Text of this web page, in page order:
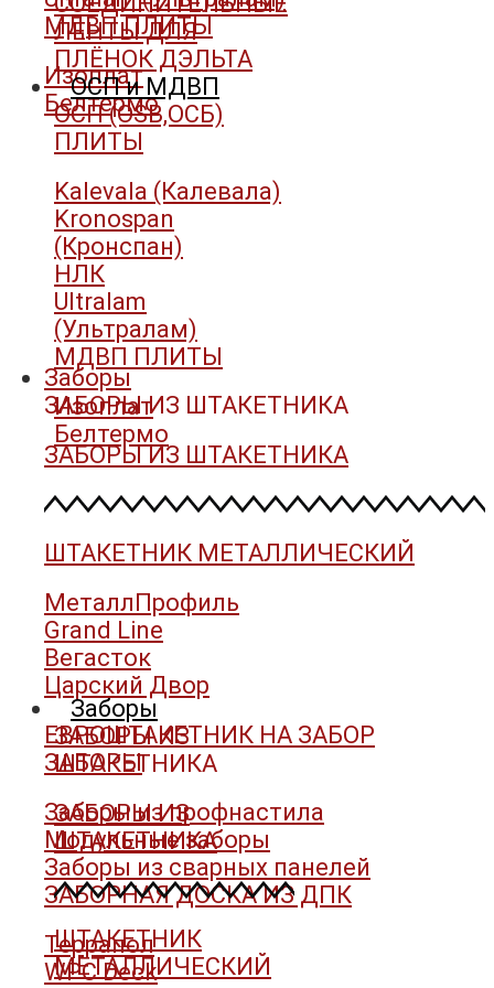
ЛЕНТЫ ДЛЯ
ПЛЁНОК ДЭЛЬТА
ОСП и МДВП
ОСП (OSB,ОСБ)
ПЛИТЫ
Kalevala (Калевала)
Kronospan
(Кронспан)
НЛК
Ultralam
(Ультралам)
МДВП ПЛИТЫ
Изоплат
Белтермо
Заборы
ЗАБОРЫ ИЗ
ШТАКЕТНИКА
ЗАБОРЫ ИЗ
ШТАКЕТНИКА
ШТАКЕТНИК
МЕТАЛЛИЧЕСКИЙ
МДВП ПЛИТЫ
Изоплат
Белтермо
Заборы
ЗАБОРЫ ИЗ ШТАКЕТНИКА
ЗАБОРЫ ИЗ ШТАКЕТНИКА
ШТАКЕТНИК МЕТАЛЛИЧЕСКИЙ
МеталлПрофиль
Grand Line
Вегасток
Царский Двор
ЕВРОШТАКЕТНИК НА ЗАБОР
ЗАБОРЫ
Заборы из профнастила
Модульные заборы
Заборы из сварных панелей
ЗАБОРНАЯ ДОСКА ИЗ ДПК
Террапол
WPC Deck